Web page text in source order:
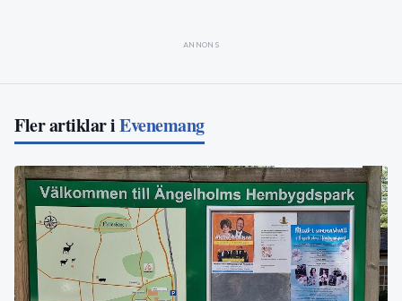
ANNONS
Fler artiklar iEvenemang